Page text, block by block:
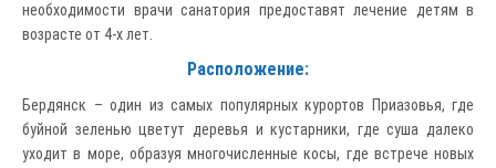
необходимости врачи санатория предоставят лечение детям в
возрасте от 4-х лет.
Расположение:
Бердянск – один из самых популярных курортов Приазовья, где
буйной зеленью цветут деревья и кустарники, где суша далеко
уходит в море, образуя многочисленные косы, где встрече новых